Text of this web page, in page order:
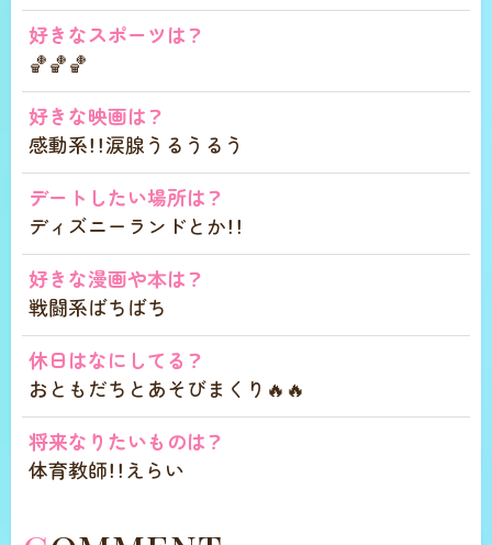
好きなスポーツは？
🏀🏀🏀
好きな映画は？
感動系！！涙腺うるうるう
デートしたい場所は？
ディズニーランドとか！！
好きな漫画や本は？
戦闘系ばちばち
休日はなにしてる？
おともだちとあそびまくり🔥🔥
将来なりたいものは？
体育教師！！えらい